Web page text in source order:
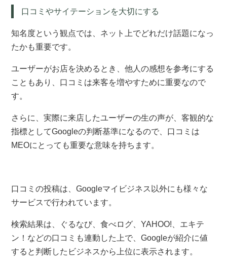
口コミやサイテーションを大切にする
知名度という観点では、ネット上でどれだけ話題になっ
たかも重要です。
ユーザーがお店を決めるとき、他人の感想を参考にする
こともあり、口コミは来客を増やすために重要なので
す。
さらに、実際に来店したユーザーの生の声が、客観的な
指標としてGoogleの判断基準になるので、口コミは
MEOにとっても重要な意味を持ちます。
口コミの投稿は、Googleマイビジネス以外にも様々な
サービスで行われています。
検索結果は、ぐるなび、食べログ、YAHOO!、エキテ
ン！などの口コミも連動した上で、Googleが紹介に値
すると判断したビジネスから上位に表示されます。